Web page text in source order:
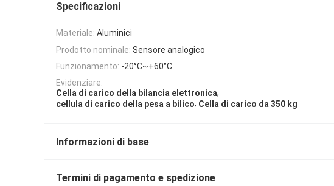
Specificazioni
Materiale: Aluminici
Prodotto nominale: Sensore analogico
Funzionamento: -20°C~+60°C
Evidenziare:
Cella di carico della bilancia elettronica,
cellula di carico della pesa a bilico, Cella di carico da 350 kg
Informazioni di base
Termini di pagamento e spedizione